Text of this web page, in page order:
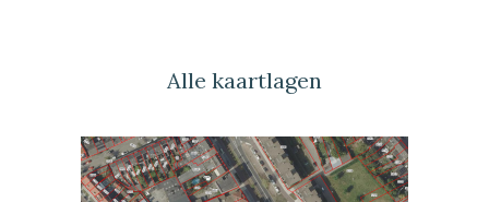
Alle kaartlagen